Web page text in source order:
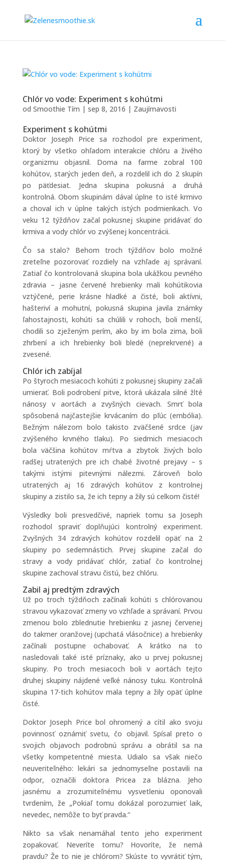
Chlór vo vode: Experiment s kohútmi
od Smoothie Tím | sep 8, 2016 | Zaujímavosti
Experiment s kohútmi
Doktor Joseph Price sa rozhodol pre experiment,
ktorý by všetko ohľadom interakcie chlóru a živého
organizmu objasnil. Doma na farme zobral 100
kohútov, starých jeden deň, a rozdelil ich do 2 skupín
po päťdesiat. Jedna skupina pokusná a druhá
kontrolná. Obom skupinám dával úplne to isté krmivo
a choval ich v úplne takých istých podmienkach. Vo
veku 12 týždňov začal pokusnej skupine pridávať do
krmiva a vody chlór vo zvýšenej koncentrácii.
Čo sa stalo? Behom troch týždňov bolo možné
zreteľne pozorovať rozdiely na vzhľade aj správaní.
Zatiaľ čo kontrolovaná skupina bola ukážkou pevného
zdravia – jasne červené hrebienky mali kohútikovia
vztýčené, perie krásne hladké a čisté, boli aktívni,
hašteriví a mohutní, pokusná skupina javila známky
ľahostajnosti, kohúti sa chúlili v rohoch, boli menší,
chodili so zježeným perím, ako by im bola zima, boli
zhrbení a ich hrebienky boli bledé (neprekrvené) a
zvesené.
Chlór ich zabíjal
Po štyroch mesiacoch kohúti z pokusnej skupiny začali
umierať. Boli podrobení pitve, ktorá ukázala silné žlté
nánosy v aortách a zvyšných cievach. Smrť bola
spôsobená najčastejšie krvácaním do pľúc (embólia).
Bežným nálezom bolo takisto zväčšené srdce (jav
zvýšeného krvného tlaku). Po siedmich mesiacoch
bola väčšina kohútov mŕtva a zbytok živých bolo
radšej utratených pre ich chabé životné prejavy – s
takými istými pitevnými nálezmi. Zároveň bolo
utratených aj 16 zdravých kohútov z kontrolnej
skupiny a zistilo sa, že ich tepny a žily sú celkom čisté!
Výsledky boli presvedčivé, napriek tomu sa Joseph
rozhodol spraviť doplňujúci kontrolný experiment.
Zvyšných 34 zdravých kohútov rozdelil opäť na 2
skupiny po sedemnástich. Prvej skupine začal do
stravy a vody pridávať chlór, zatiaľ čo kontrolnej
skupine zachoval stravu čistú, bez chlóru.
Zabil aj predtým zdravých
Už po troch týždňoch začínali kohúti s chlórovanou
stravou vykazovať zmeny vo vzhľade a správaní. Prvou
zmenou bolo zblednutie hrebienku z jasnej červenej
do takmer oranžovej (upchatá vlásočnice) a hrebienky
začínali postupne ochabovať. A krátko na to
nasledovali také isté príznaky, ako u prvej pokusnej
skupiny. Po troch mesiacoch boli v aortách tejto
druhej skupiny nájdené veľké nánosy tuku. Kontrolná
skupina 17-tich kohútov mala tepny a žily opäť úplne
čisté.
Doktor Joseph Price bol ohromený a cítil ako svoju
povinnosť oznámiť svetu, čo objavil. Spísal preto o
svojich objavoch podrobnú správu a obrátil sa na
všetky kompetentné miesta. Udialo sa však niečo
neuveriteľného: lekári sa jednomyseľne postavili na
odpor, označili doktora Pricea za blázna. Jeho
jasnému a zrozumiteľnému vysvetleniu oponovali
tvrdením, že „Pokiaľ tomu dokázal porozumieť laik,
nevedec, nemôže to byť pravda.“
Nikto sa však nenamáhal tento jeho experiment
zopakovať. Neveríte tomu? Hovoríte, že nemá
pravdu? Že to nie je chlórom? Skúste to vyvrátiť tým,